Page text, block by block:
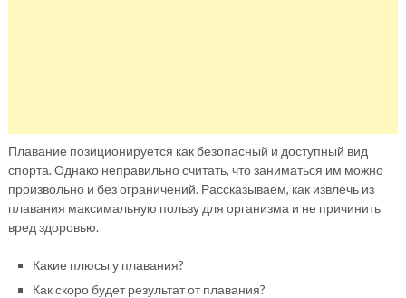
Плавание позиционируется как безопасный и доступный вид
спорта. Однако неправильно считать, что заниматься им можно
произвольно и без ограничений. Рассказываем, как извлечь из
плавания максимальную пользу для организма и не причинить
вред здоровью.
Какие плюсы у плавания?
Как скоро будет результат от плавания?